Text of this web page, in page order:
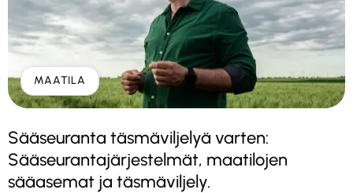
MAATILA
Sääseuranta täsmäviljelyä varten:
Sääseurantajärjestelmät, maatilojen
sääasemat ja täsmäviljely.